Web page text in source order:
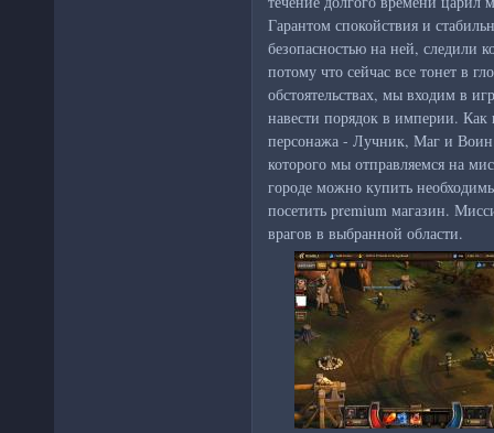
Гарантом спокойствия и
безопасностью на ней, следили
потому что сейчас все тонет в
обстоятельствах, мы входим в
навести порядок в империи. Как
персонажа - Лучник, Маг и
которого мы отправляемся на
городе можно купить
посетить premium магазин.
врагов в выбранной области.